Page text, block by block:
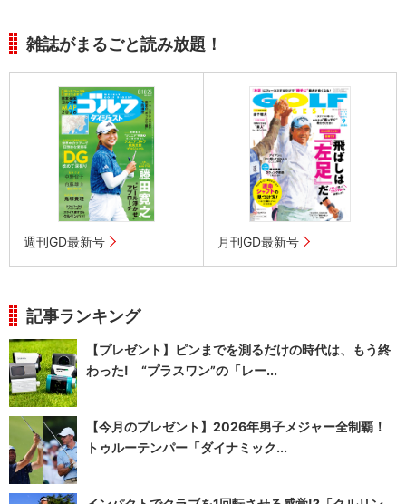
雑誌がまるごと読み放題！
週刊GD最新号 月刊GD最新号
記事ランキング
【プレゼント】ピンまでを測るだけの時代は、もう終
わった! “プラスワン”の「レー...
【今月のプレゼント】2026年男子メジャー全制覇！
トゥルーテンパー「ダイナミック...